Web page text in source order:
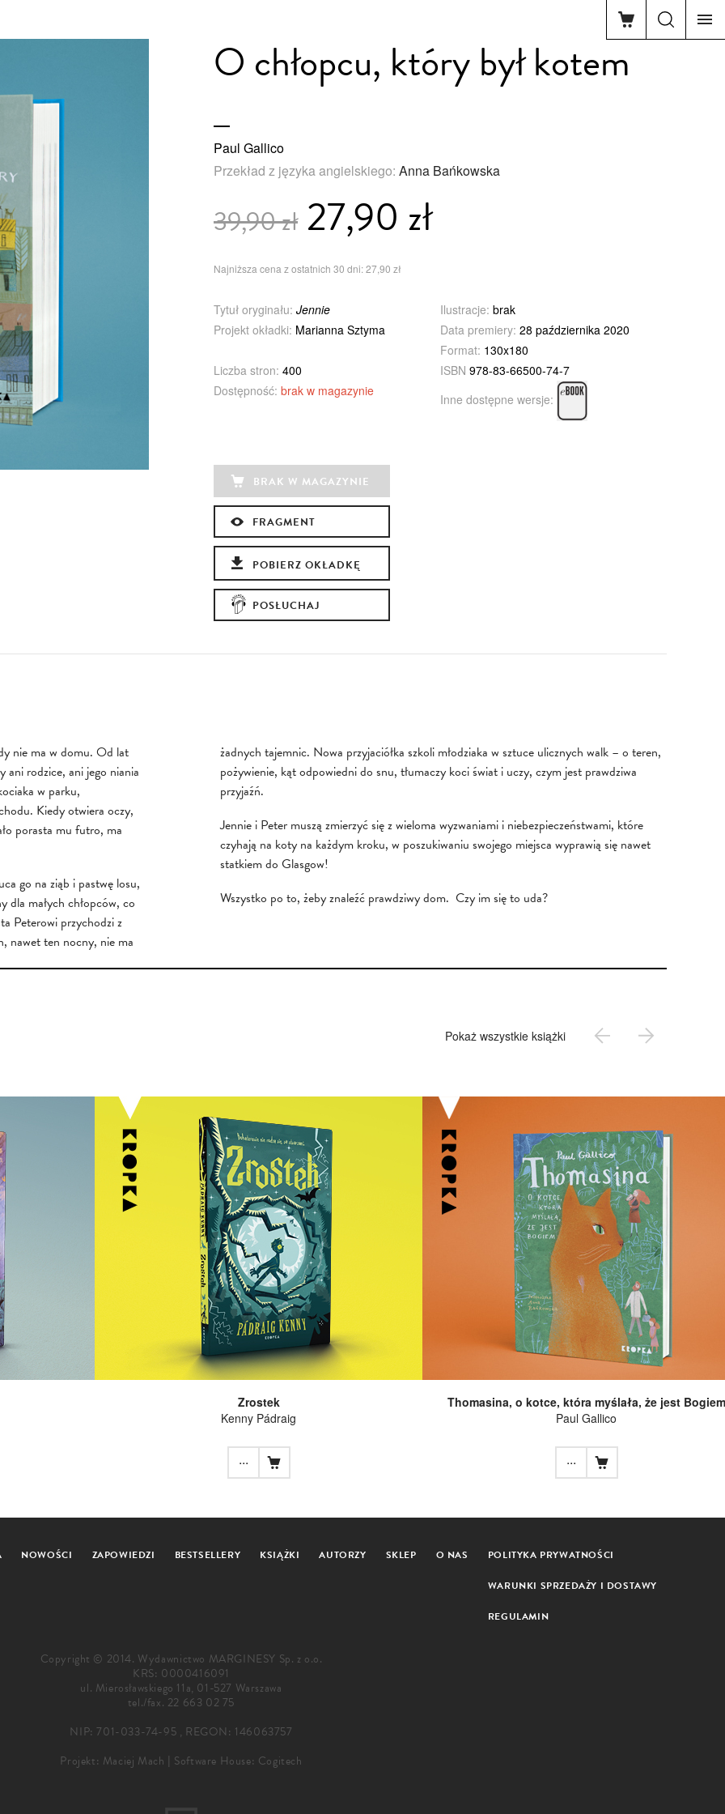
O chłopcu, który był kotem
Paul Gallico
Przekład z języka angielskiego: Anna Bańkowska
39,90 zł27,90 zł
Najniższa cena z ostatnich 30 dni: 27,90 zł
Tytuł oryginału: Jennie Ilustracje: brak
Projekt okładki: Marianna Sztyma Data premiery: 28 października 2020
Format: 130x180
Liczba stron: 400 ISBN 978-83-66500-74-7
Dostępność: brak w magazynie
Inne dostępne wersje:
BRAK W MAGAZYNIE
FRAGMENT
POBIERZ OKŁADKĘ
POSŁUCHAJ
nie ma w domu. Od lat
rodzice, ani jego niania
w parku,
Kiedy otwiera oczy,
porasta mu futro, ma
go na ziąb i pastwę losu,
dla małych chłopców, co
Peterowi przychodzi z
nawet ten nocny, nie ma
żadnych tajemnic. Nowa przyjaciółka szkoli młodziaka w sztuce ulicznych walk – o teren,
pożywienie, kąt odpowiedni do snu, tłumaczy koci świat i uczy, czym jest prawdziwa
przyjaźń.
Jennie i Peter muszą zmierzyć się z wieloma wyzwaniami i niebezpieczeństwami, które
czyhają na koty na każdym kroku, w poszukiwaniu swojego miejsca wyprawią się nawet
statkiem do Glasgow!
Wszystko po to, żeby znaleźć prawdziwy dom. Czy im się to uda?
Pokaż wszystkie książki
Zrostek
Kenny Pádraig
...
Thomasina, o kotce, która myślała, że jest Bogiem
Paul Gallico
...
NOWOŚCI ZAPOWIEDZI BESTSELLERY KSIĄŻKI AUTORZY SKLEP O NAS POLITYKA PRYWATNOŚCI
WARUNKI SPRZEDAŻY I DOSTAWY
REGULAMIN
Copyright © 2014. Wydawnictwo MARGINESY Sp. z o.o.
KRS: 0000416091
ul. Mierosławskiego 11a, 01-527 Warszawa
tel./fax. 22 663 02 75
NIP: 701-033-74-95 , REGON: 146063757
Projekt: Maciej Mach | Software House: Cogitech